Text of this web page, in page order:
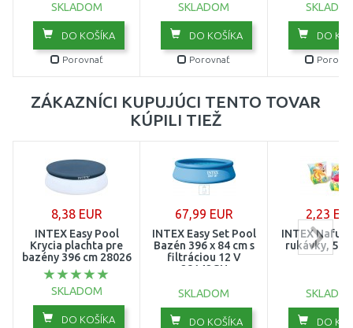
SKLADOM
DO KOŠÍKA
Porovnať
SKLADOM
DO KOŠÍKA
Porovnať
DO
ZÁKAZNÍCI KUPUJÚCI TENTO TOVAR
KÚPILI TIEŽ
8,38 EUR
INTEX Easy Pool
Krycia plachta pre
bazény 396 cm 28026
SKLADOM
DO KOŠÍKA
67,99 EUR
INTEX Easy Set Pool
Bazén 396 x 84 cm s
filtráciou 12 V
28142GN
SKLADOM
DO KOŠÍKA
2,23
INTEX
rukávky,
DO